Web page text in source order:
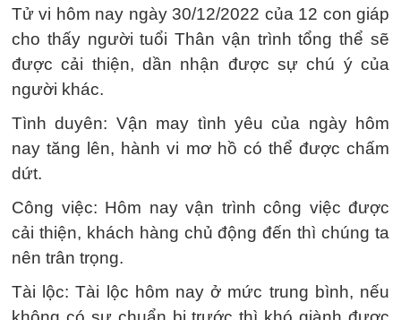
Tử vi hôm nay ngày 30/12/2022 của 12 con giáp
cho thấy người tuổi Thân vận trình tổng thể sẽ
được cải thiện, dần nhận được sự chú ý của
người khác.
Tình duyên: Vận may tình yêu của ngày hôm
nay tăng lên, hành vi mơ hồ có thể được chấm
dứt.
Công việc: Hôm nay vận trình công việc được
cải thiện, khách hàng chủ động đến thì chúng ta
nên trân trọng.
Tài lộc: Tài lộc hôm nay ở mức trung bình, nếu